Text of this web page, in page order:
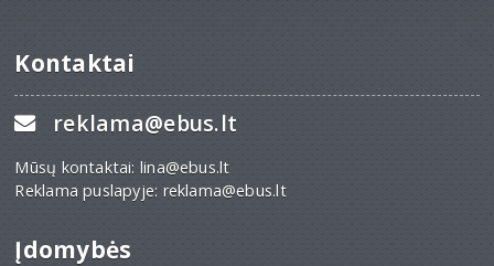
Kontaktai
reklama@ebus.lt
Mūsų kontaktai: lina@ebus.lt
Reklama puslapyje: reklama@ebus.lt
Įdomybės